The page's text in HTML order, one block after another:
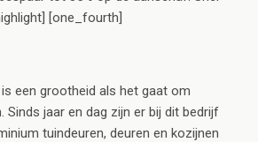
[one_fourth]
een grootheid als het gaat om
Sinds jaar en dag zijn er bij dit bedrijf
tuindeuren, deuren en kozijnen